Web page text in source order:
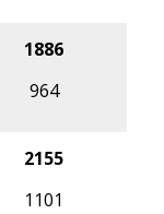
1886
964
2155
1101